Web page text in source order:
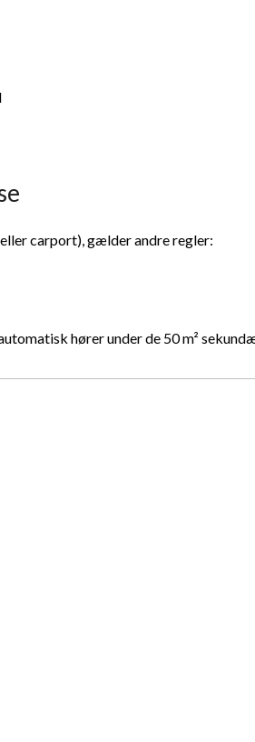
carport), gælder andre regler:
hører under de 50 m²